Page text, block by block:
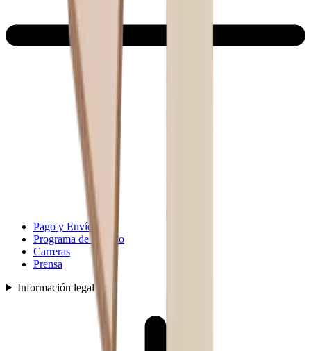
Pago y Envío
Programa de afiliado
Carreras
Prensa
Información legal